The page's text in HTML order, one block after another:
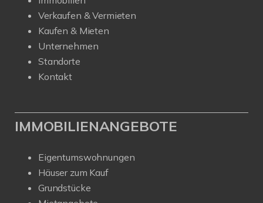
Verkaufen & Vermieten
Kaufen & Mieten
Unternehmen
Standorte
Kontakt
IMMOBILIENANGEBOTE
Eigentumswohnungen
Häuser zum Kauf
Grundstücke